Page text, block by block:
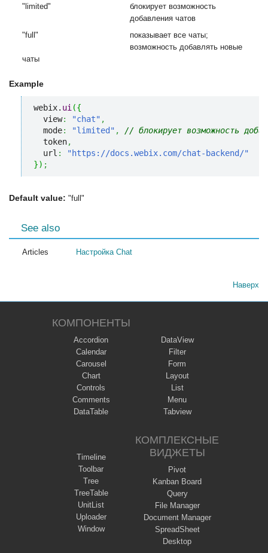
"limited"
блокирует возможность
добавления чатов
"full"
показывает все чаты;
возможность добавлять новые
чаты
Example
webix. ui ({
  view
: "chat" ,
  mode
: "limited" ,
// блокирует возможность
  token
,
  url
:
"https://docs.webix.com/chat-backend/"
}) ;
Default value: "full"
See also
Articles Настройка Chat
Наверх
КОМПОНЕНТЫ
Accordion
Calendar
Carousel
Chart
Controls
Comments
DataTable
DataView
Filter
Form
Layout
List
Menu
Tabview
Timeline
Toolbar
Tree
TreeTable
UnitList
Uploader
Window
КОМПЛЕКСНЫЕ
ВИДЖЕТЫ
Pivot
Kanban Board
Query
File Manager
Document Manager
SpreadSheet
Desktop